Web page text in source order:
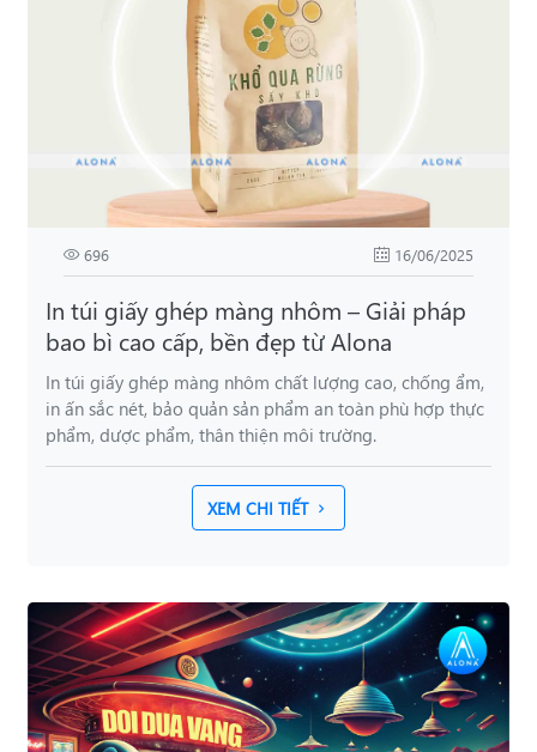
696 16/06/2025
In túi giấy ghép màng nhôm – Giải pháp
bao bì cao cấp, bền đẹp từ Alona
In túi giấy ghép màng nhôm chất lượng cao, chống ẩm,
in ấn sắc nét, bảo quản sản phẩm an toàn phù hợp thực
phẩm, dược phẩm, thân thiện môi trường.
XEM CHI TIẾT